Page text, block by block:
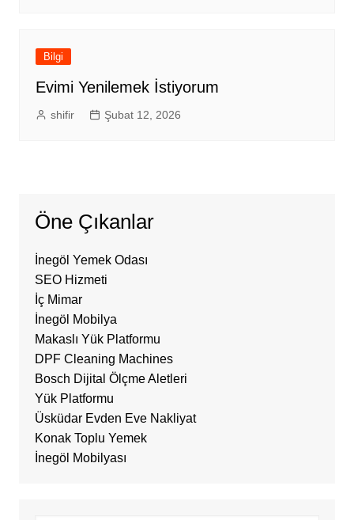
Bilgi
Evimi Yenilemek İstiyorum
shifir Şubat 12, 2026
Öne Çıkanlar
İnegöl Yemek Odası
SEO Hizmeti
İç Mimar
İnegöl Mobilya
Makaslı Yük Platformu
DPF Cleaning Machines
Bosch Dijital Ölçme Aletleri
Yük Platformu
Üsküdar Evden Eve Nakliyat
Konak Toplu Yemek
İnegöl Mobilyası